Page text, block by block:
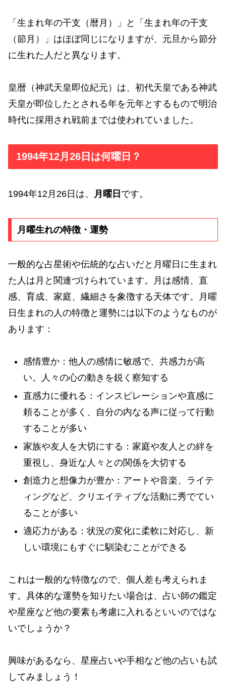
「生まれ年の干支（暦月）」と「生まれ年の干支
（節月）」はほぼ同じになりますが、元旦から節分
に生れた人だと異なります。
皇暦（神武天皇即位紀元）は、初代天皇である神武
天皇が即位したとされる年を元年とするもので明治
時代に採用され戦前までは使われていました。
1994年12月26日は何曜日？
1994年12月26日は、 月曜日 です。
月曜生れの特徴・運勢
一般的な占星術や伝統的な占いだと月曜日に生まれ
た人は月と関連づけられています。月は感情、直
感、育成、家庭、繊細さを象徴する天体です。月曜
日生まれの人の特徴と運勢には以下のようなものが
あります：
感情豊か：他人の感情に敏感で、共感力が高
い。人々の心の動きを鋭く察知する
直感力に優れる：インスピレーションや直感に
頼ることが多く、自分の内なる声に従って行動
することが多い
家族や友人を大切にする：家庭や友人との絆を
重視し、身近な人々との関係を大切する
創造力と想像力が豊か：アートや音楽、ライテ
ィングなど、クリエイティブな活動に秀でてい
ることが多い
適応力がある：状況の変化に柔軟に対応し、新
しい環境にもすぐに馴染むことができる
これは一般的な特徴なので、個人差も考えられま
す。具体的な運勢を知りたい場合は、占い師の鑑定
や星座など他の要素も考慮に入れるといいのではな
いでしょうか？
興味があるなら、星座占いや手相など他の占いも試
してみましょう！